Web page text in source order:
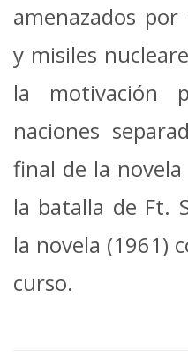
amenazados
y misiles
la motivación
naciones
final de la
la batalla de Ft.
la novela (1961)
curso.